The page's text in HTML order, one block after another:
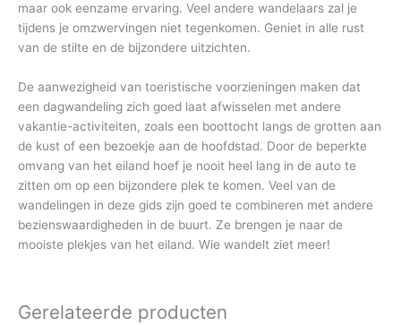
maar ook eenzame ervaring. Veel andere wandelaars zal je
tijdens je omzwervingen niet tegenkomen. Geniet in alle rust
van de stilte en de bijzondere uitzichten.
De aanwezigheid van toeristische voorzieningen maken dat
een dagwandeling zich goed laat afwisselen met andere
vakantie-activiteiten, zoals een boottocht langs de grotten aan
de kust of een bezoekje aan de hoofdstad. Door de beperkte
omvang van het eiland hoef je nooit heel lang in de auto te
zitten om op een bijzondere plek te komen. Veel van de
wandelingen in deze gids zijn goed te combineren met andere
bezienswaardigheden in de buurt. Ze brengen je naar de
mooiste plekjes van het eiland. Wie wandelt ziet meer!
Gerelateerde producten